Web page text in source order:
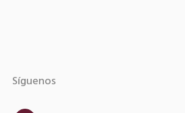
Síguenos